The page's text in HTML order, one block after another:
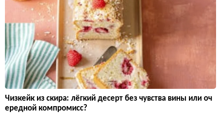
Чизкейк из скира: лёгкий десерт без чувства вины или оч
ередной компромисс?